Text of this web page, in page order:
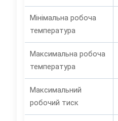
Мінімальна робоча
температура
Максимальна робоча
температура
Максимальний
робочий тиск